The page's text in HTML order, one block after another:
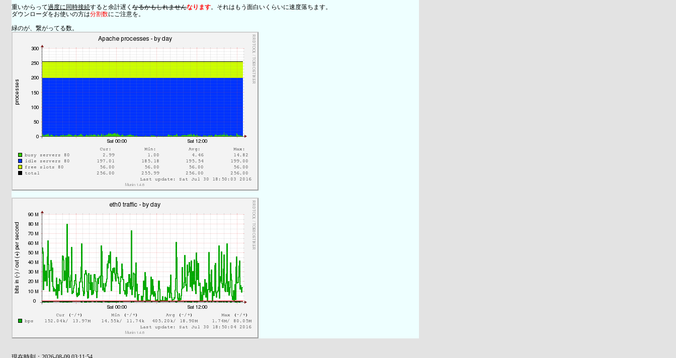
重いからって過度に同時接続すると余計遅く なるかもしれませんなります。それはもう面白いくらいに速度落ちます。
ダウンローダをお使いの方は分割数にご注意を。
緑のが、繋がってる数。